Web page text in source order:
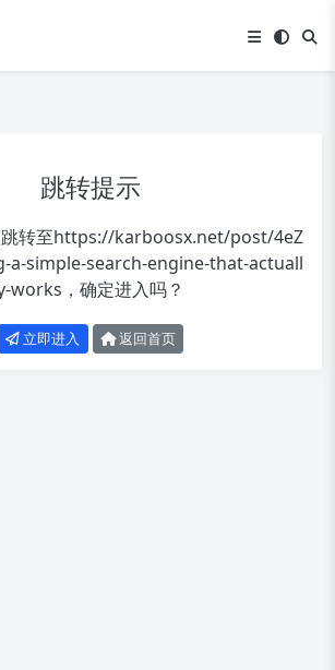
跳转提示
转至https://karboosx.net/post/4eZ
a-simple-search-engine-that-actuall
works ，确定进入吗？
立即进入 返回首页